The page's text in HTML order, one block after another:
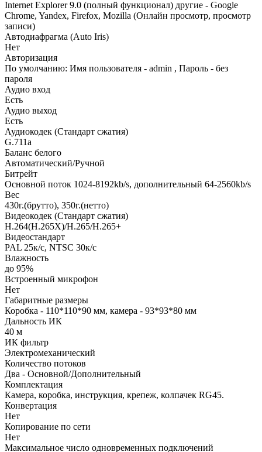
Internet Explorer 9.0 (полный функционал) другие - Google
Chrome, Yandex, Firefox, Mozilla (Онлайн просмотр, просмотр
записи)
Автодиафрагма (Auto Iris)
Нет
Авторизация
По умолчанию: Имя пользователя - admin , Пароль - без
пароля
Аудио вход
Есть
Аудио выход
Есть
Аудиокодек (Стандарт сжатия)
G.711a
Баланс белого
Автоматический/Ручной
Битрейт
Основной поток 1024-8192kb/s, дополнительный 64-2560kb/s
Вес
430г.(брутто), 350г.(нетто)
Видеокодек (Стандарт сжатия)
H.264(H.265X)/H.265/H.265+
Видеостандарт
PAL 25к/c, NTSC 30к/c
Влажность
до 95%
Встроенный микрофон
Нет
Габаритные размеры
Коробка - 110*110*90 мм, камера - 93*93*80 мм
Дальность ИК
40 м
ИК фильтр
Электромеханический
Количество потоков
Два - Основной/Дополнительный
Комплектация
Камера, коробка, инструкция, крепеж, колпачек RG45.
Конвертация
Нет
Копирование по сети
Нет
Максимальное число одновременных подключений